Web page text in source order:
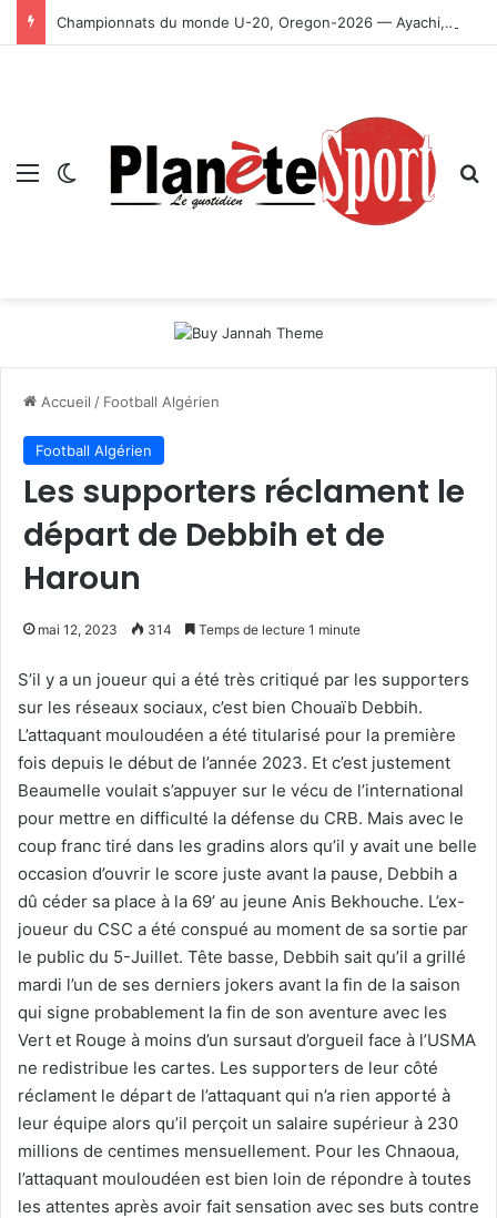
Championnats du monde U-20, Oregon-2026 — Ayachi, Dissa, Touahria et Ghezali en finale
Menu Switch skin
Accueil / Football Algérien
Football Algérien
Les supporters réclament le
départ de Debbih et de
Haroun
mai 12, 2023 314 Temps de lecture 1 minute
S’il y a un joueur qui a été très critiqué par les supporters
sur les réseaux sociaux, c’est bien Chouaïb Debbih.
L’attaquant mouloudéen a été titularisé pour la première
fois depuis le début de l’année 2023. Et c’est justement
Beaumelle voulait s’appuyer sur le vécu de l’international
pour mettre en difficulté la défense du CRB. Mais avec le
coup franc tiré dans les gradins alors qu’il y avait une belle
occasion d’ouvrir le score juste avant la pause, Debbih a
dû céder sa place à la 69’ au jeune Anis Bekhouche. L’ex-
joueur du CSC a été conspué au moment de sa sortie par
le public du 5-Juillet. Tête basse, Debbih sait qu’il a grillé
mardi l’un de ses derniers jokers avant la fin de la saison
qui signe probablement la fin de son aventure avec les
Vert et Rouge à moins d’un sursaut d’orgueil face à l’USMA
ne redistribue les cartes. Les supporters de leur côté
réclament le départ de l’attaquant qui n’a rien apporté à
leur équipe alors qu’il perçoit un salaire supérieur à 230
millions de centimes mensuellement. Pour les Chnaoua,
l’attaquant mouloudéen est bien loin de répondre à toutes
les attentes après avoir fait sensation avec ses buts contre